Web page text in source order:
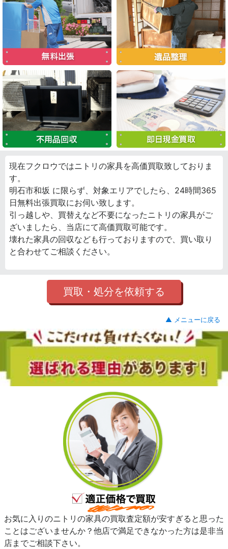
現在フクロウではニトリの家具を高価買取致しておりま
す。
明石市和坂 に限らず、対象エリアでしたら、24時間365
日無料出張買取にお伺い致します。
引っ越しや、買替えなど不要になったニトリの家具がご
ざいましたら、当店にて高価買取可能です。
壊れた家具の回収なども行っておりますので、買い取り
と合わせてご相談ください。
買取・処分を依頼する
▲ メニューに戻る
お気に入りのニトリの家具の買取査定額が安すぎると思った
ことはございませんか？他店で満足できなかった方は是非当
店までご相談下さい。